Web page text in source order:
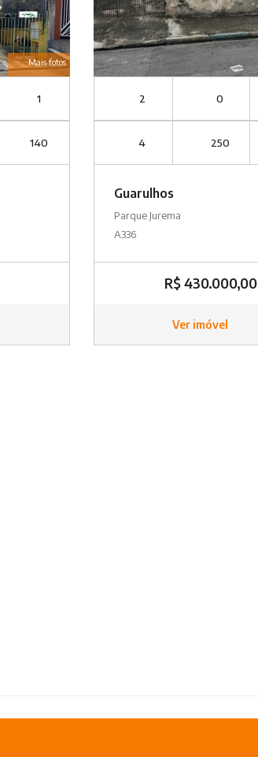
Mais fotos
1
140
2 0
4 250
Guarulhos
Parque Jurema
A336
R$ 430.000,00
Ver imóvel